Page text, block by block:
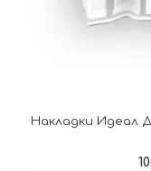
Накладки Идеал